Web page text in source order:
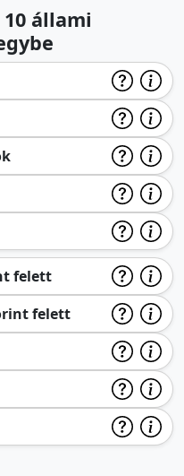
állami
felett
felett